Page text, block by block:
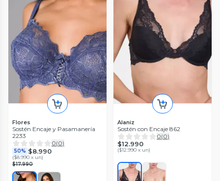
Flores
Sostén Encaje y Pasamanería
2233
0(0)
50% $8.990
($8.990 x un)
$17.990
Alaniz
Sostén con Encaje 862
0(0)
$12.990
($12.990 x un)